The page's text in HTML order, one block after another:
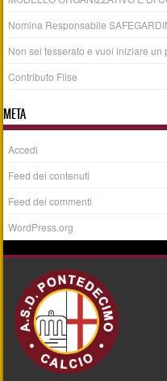
Nomina Responsabile
Non sei tesserato e vuoi iniziare un
Contributo Filse
META
Accedi
Feed dei contenuti
Feed dei commenti
WordPress.org